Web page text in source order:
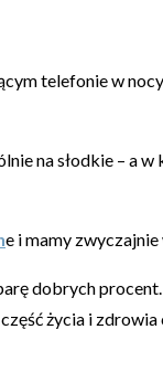
telefonie w
na słodkie – a
e i mamy
dobrych
życia i zdrowia